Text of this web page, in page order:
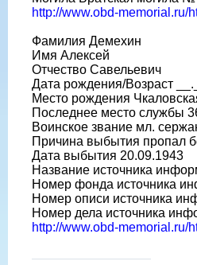
http://www.obd-memorial.ru/
Фамилия Демехин
Имя Алексей
Отчество Савельевич
Дата рождения/Возраст
Место рождения
Последнее место службы
Воинское звание мл.
Причина выбытия пропал
Дата выбытия 20.09.1943
Название источника
Номер фонда источника
Номер описи источника
Номер дела источника
http://www.obd-memorial.ru/